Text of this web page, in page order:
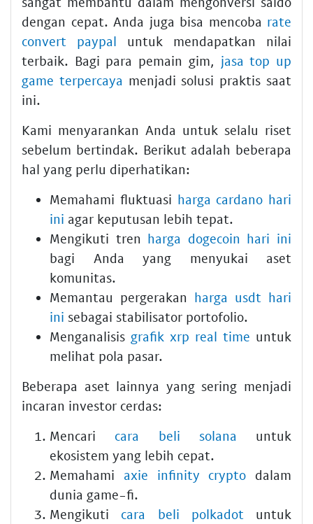
dengan cepat. Anda juga bisa mencoba rate
convert paypal untuk mendapatkan nilai
terbaik. Bagi para pemain gim, jasa top up
game terpercaya menjadi solusi praktis saat
ini.
Kami menyarankan Anda untuk selalu riset
sebelum bertindak. Berikut adalah beberapa
hal yang perlu diperhatikan:
Memahami fluktuasi harga cardano hari
ini agar keputusan lebih tepat.
Mengikuti tren harga dogecoin hari ini
bagi Anda yang menyukai aset
komunitas.
Memantau pergerakan harga usdt hari
ini sebagai stabilisator portofolio.
Menganalisis grafik xrp real time untuk
melihat pola pasar.
Beberapa aset lainnya yang sering menjadi
incaran investor cerdas:
Mencari cara beli solana untuk
ekosistem yang lebih cepat.
Memahami axie infinity crypto dalam
dunia game-fi.
Mengikuti cara beli polkadot untuk